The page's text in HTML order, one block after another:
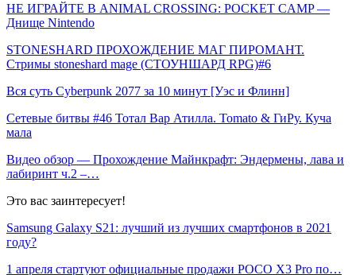
НЕ ИГРАЙТЕ В ANIMAL CROSSING: POCKET CAMP —
Днище Nintendo
STONESHARD ПРОХОЖДЕНИЕ МАГ ПИРОМАНТ.
Стримы stoneshard mage (СТОУНШАРД RPG)#6
Вся суть Cyberpunk 2077 за 10 минут [Уэс и Флинн]
Сетевые битвы #46 Тотал Вар Атилла. Tomato & ГиРу. Куча
мала
Видео обзор — Прохождение Майнкрафт: Эндермены, лава и
лабиринт ч.2 –…
Это вас заинтересует!
Samsung Galaxy S21: лучший из лучших смартфонов в 2021
году?
1 апреля стартуют официальные продажи POCO X3 Pro по…